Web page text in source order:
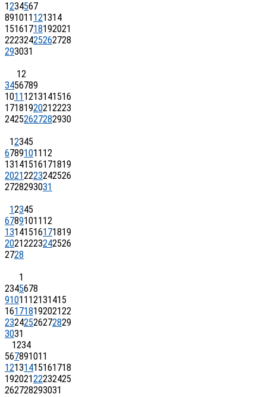
1234567
891011 121314
15161718192021
22232425262728
293031
12
3456789
1011 1213141516
17181920212223
24252627282930
12345
67891011 12
13141516171819
20212223242526
2728293031
12345
67891011 12
13141516171819
20212223242526
2728
1
2345678
91011 12131415
16171819202122
23242526272829
3031
1234
567891011
12131415161718
19202122232425
262728293031